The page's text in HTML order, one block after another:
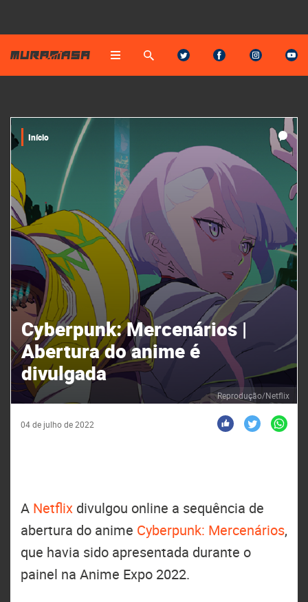
Reprodução/Netflix
Início
Cyberpunk: Mercenários |
Abertura do anime é
divulgada
04 de julho de 2022
A Netflix divulgou online a sequência de
abertura do anime Cyberpunk: Mercenários,
que havia sido apresentada durante o
painel na Anime Expo 2022.